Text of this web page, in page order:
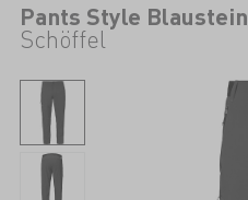
Pants Style Blaustein
Schöffel